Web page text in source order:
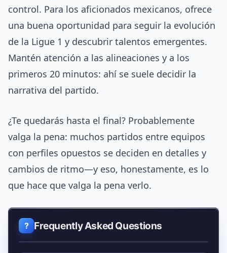
control. Para los aficionados mexicanos, ofrece
una buena oportunidad para seguir la evolución
de la Ligue 1 y descubrir talentos emergentes.
Mantén atención a las alineaciones y a los
primeros 20 minutos: ahí se suele decidir la
narrativa del partido.
¿Te quedarás hasta el final? Probablemente
valga la pena: muchos partidos entre equipos
con perfiles opuestos se deciden en detalles y
cambios de ritmo—y eso, honestamente, es lo
que hace que valga la pena verlo.
Frequently Asked Questions